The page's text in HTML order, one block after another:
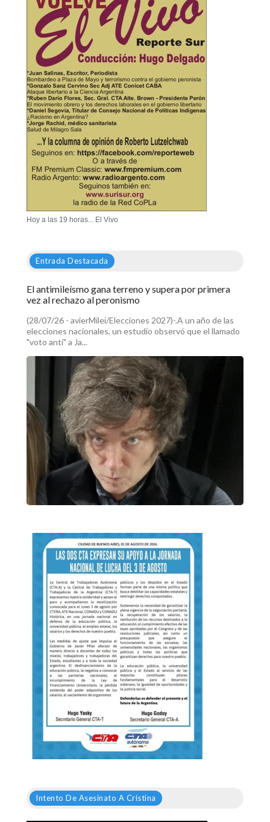
Hoy a las 19 horas... El Vivo
Entrada Destacada
El antimileísmo gana terreno y supera por primera
vez al rechazo al peronismo
(28/07/26 - avierMilei/Elecciones 2027)-.A un año de las
elecciones nacionales, un estudio observó que el llamado
"voto anti" a Ja...
Intento De Asesinato A Cristina